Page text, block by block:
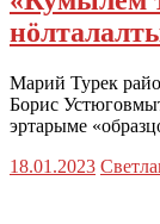
Марий Турек
Борис
эртарыме
18.01.2023